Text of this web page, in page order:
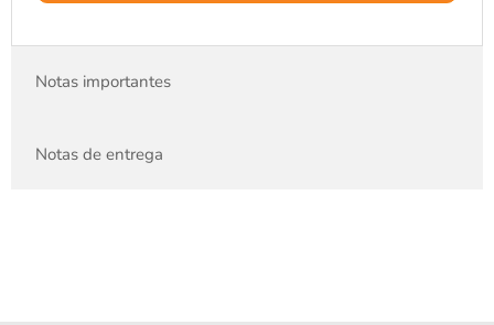
Notas importantes
Notas de entrega